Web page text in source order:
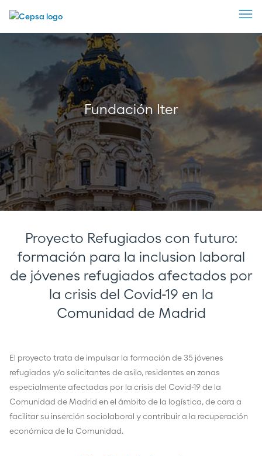
Fundación Iter
Proyecto Refugiados con futuro:
formación para la inclusion laboral
de jóvenes refugiados afectados por
la crisis del Covid-19 en la
Comunidad de Madrid
El proyecto trata de impulsar la formación de 35 jóvenes
refugiados y/o solicitantes de asilo, residentes en zonas
especialmente afectadas por la crisis del Covid-19 de la
Comunidad de Madrid en el ámbito de la logística, de cara a
facilitar su inserción sociolaboral y contribuir a la recuperación
económica de la Comunidad.